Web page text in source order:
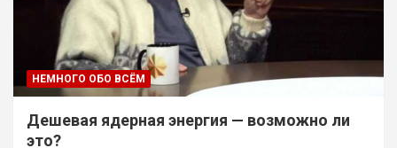
НЕМНОГО ОБО ВСЁМ
Дешевая ядерная энергия — возможно ли
это?